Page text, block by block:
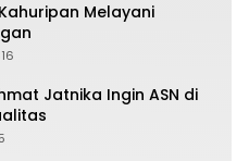
Melayani
Jatnika Ingin ASN di